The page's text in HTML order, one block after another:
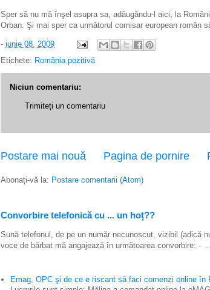
Sper să nu mă înşel asupra sa, adăugându-l aici, la
Orban. Şi mai sper ca următorul comisar european român
- iunie 08, 2009
Etichete: România pozitivă
Niciun comentariu:
Trimiteți un comentariu
Postare mai nouă Pagina de pornire
Abonați-vă la: Postare comentarii (Atom)
Convorbire telefonică cu ... un hoț??
Sună telefonul, de pe un număr necunoscut, vizibil (adică
voce de bărbat mă angajează în următoarea convorbire: - ...
Emag, OPC şi de ce e riscant să faci comenzi online în